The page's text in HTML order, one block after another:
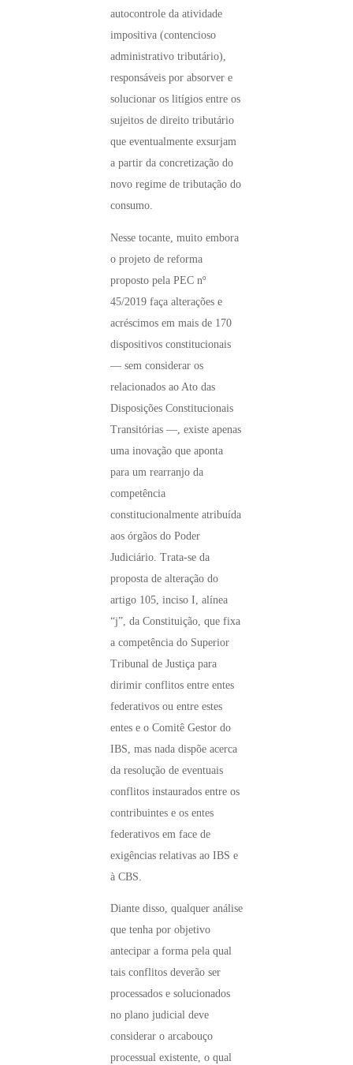
autocontrole da atividade
impositiva (contencioso
administrativo tributário),
responsáveis por absorver e
solucionar os litígios entre os
sujeitos de direito tributário
que eventualmente exsurjam
a partir da concretização do
novo regime de tributação do
consumo.
Nesse tocante, muito embora
o projeto de reforma
proposto pela PEC nº
45/2019 faça alterações e
acréscimos em mais de 170
dispositivos constitucionais
— sem considerar os
relacionados ao Ato das
Disposições Constitucionais
Transitórias —, existe apenas
uma inovação que aponta
para um rearranjo da
competência
constitucionalmente atribuída
aos órgãos do Poder
Judiciário. Trata-se da
proposta de alteração do
artigo 105, inciso I, alínea
“j”, da Constituição, que fixa
a competência do Superior
Tribunal de Justiça para
dirimir conflitos entre entes
federativos ou entre estes
entes e o Comitê Gestor do
IBS, mas nada dispõe acerca
da resolução de eventuais
conflitos instaurados entre os
contribuintes e os entes
federativos em face de
exigências relativas ao IBS e
à CBS.
Diante disso, qualquer análise
que tenha por objetivo
antecipar a forma pela qual
tais conflitos deverão ser
processados e solucionados
no plano judicial deve
considerar o arcabouço
processual existente, o qual